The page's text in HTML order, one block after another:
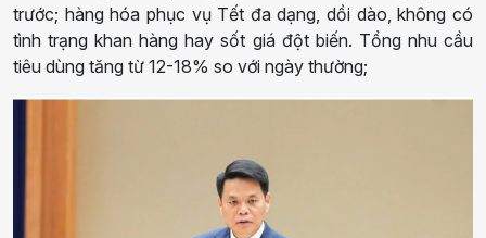
trước; hàng hóa phục vụ Tết đa dạng, dồi dào, không có
tình trạng khan hàng hay sốt giá đột biến. Tổng nhu cầu
tiêu dùng tăng từ 12-18% so với ngày thường;